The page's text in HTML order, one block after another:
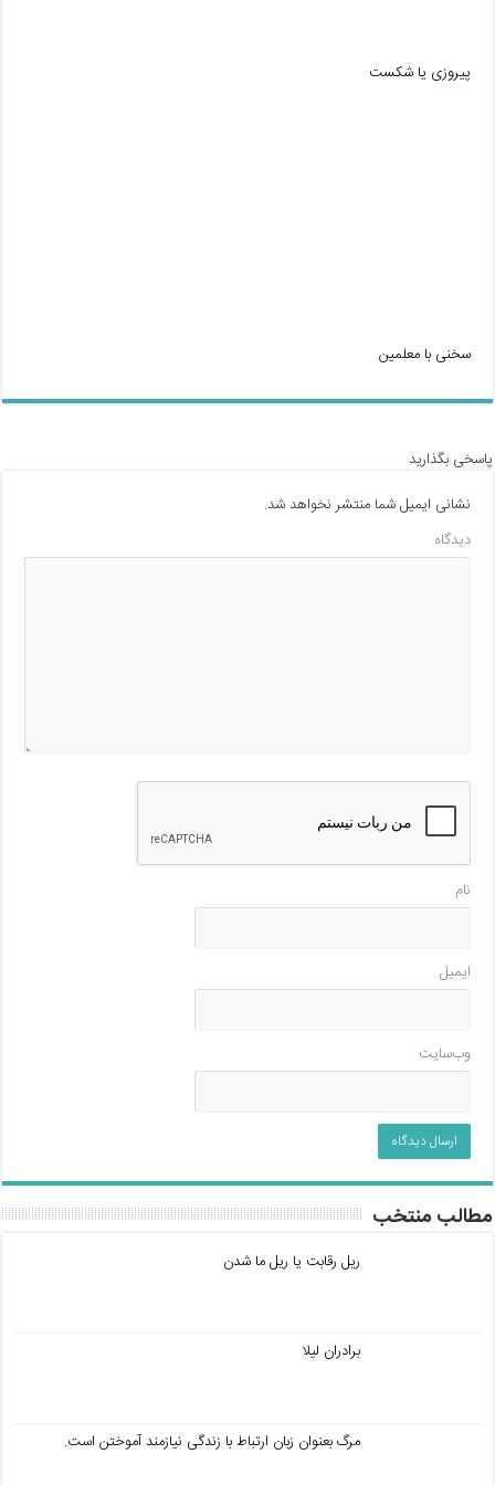
پیروزی یا شکست
سخنی با معلمین
پاسخی بگذارید
نشانی ایمیل شما منتشر نخواهد شد.
دیدگاه
نام
ایمیل
وب‌سایت
مطالب منتخب
ریل رقابت یا ریل ما شدن
برادران لیلا
مرگ بعنوان زبان ارتباط با زندگی نیازمند آموختن است.